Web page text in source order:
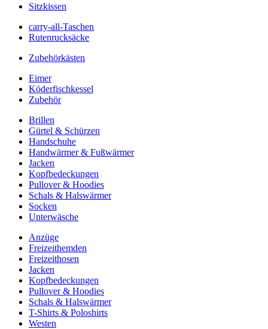
Sitzkissen
carry-all-Taschen
Rutenrucksäcke
Zubehörkästen
Eimer
Köderfischkessel
Zubehör
Brillen
Gürtel & Schürzen
Handschuhe
Handwärmer & Fußwärmer
Jacken
Kopfbedeckungen
Pullover & Hoodies
Schals & Halswärmer
Socken
Unterwäsche
Anzüge
Freizeithemden
Freizeithosen
Jacken
Kopfbedeckungen
Pullover & Hoodies
Schals & Halswärmer
T-Shirts & Poloshirts
Westen